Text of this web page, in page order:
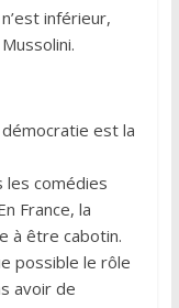
inférieur,
est la
les comédies
France, la
à être cabotin.
possible le rôle
avoir de